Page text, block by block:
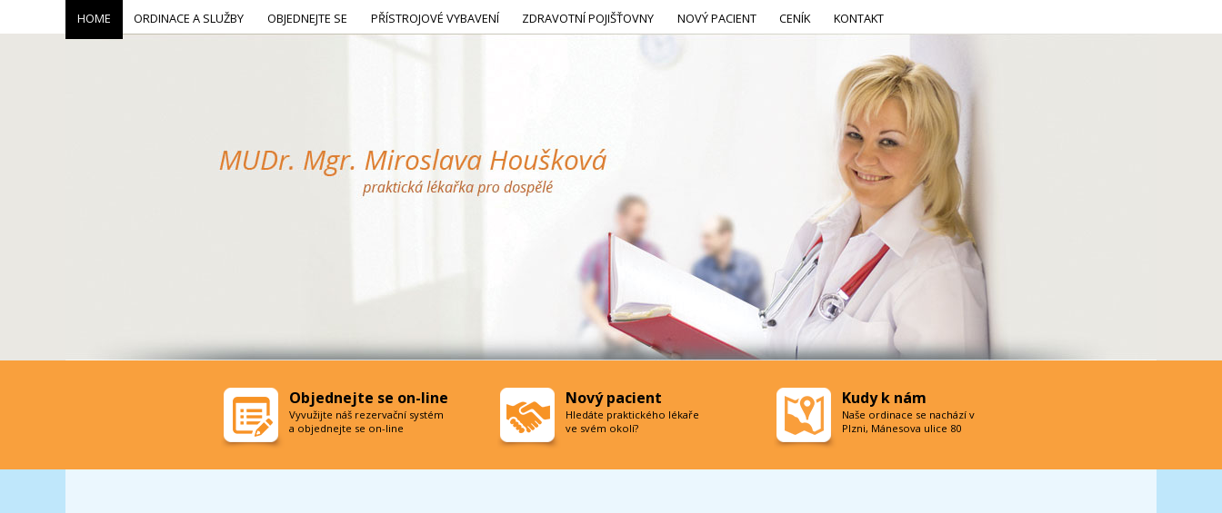
HOME ORDINACE A SLUŽBY OBJEDNEJTE SE PŘÍSTROJOVÉ VYBAVENÍ ZDRAVOTNÍ POJIŠŤOVNY NOVÝ PACIENT CENÍK KONTAKT
Objednejte se on-line
Vyvužijte náš rezervační systém
a objednejte se on-line
Nový pacient
Hledáte praktického lékaře
ve svém okolí?
Kudy k nám
Naše ordinace se nachází v
Plzni, Mánesova ulice 80